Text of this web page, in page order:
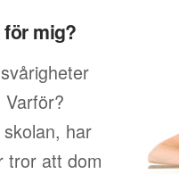
mig?
har
tror att dom